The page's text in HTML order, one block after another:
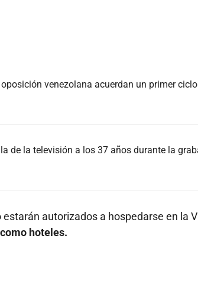
venezolana acuerdan un primer
de la televisión a los 37 años durante la
autorizados a hospedarse en la
hoteles.